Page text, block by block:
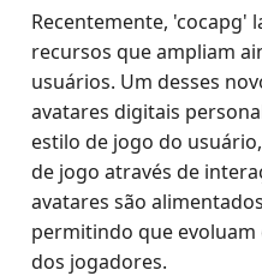
Recentemente, 'cocapg'
recursos que ampliam
usuários. Um desses
avatares digitais
estilo de jogo do
de jogo através de
avatares são
permitindo que evoluam
dos jogadores.